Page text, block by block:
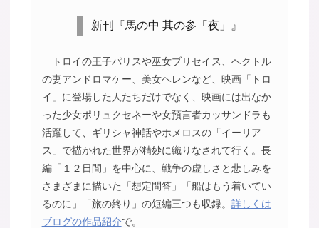
新刊『馬の中 其の参「夜」』
トロイの王子パリスや巫女ブリセイス、ヘクトル
の妻アンドロマケー、美女ヘレンなど、映画「トロ
イ」に登場した人たちだけでなく、映画には出なか
った少女ポリュクセネーや女預言者カッサンドラも
活躍して、ギリシャ神話やホメロスの「イーリア
ス」で描かれた世界が精妙に織りなされて行く。長
編「１２日間」を中心に、戦争の虚しさと悲しみを
さまざまに描いた「想定問答」「船はもう着いてい
るのに」「旅の終り」の短編三つも収録。 詳しくは
ブログの作品紹介で。